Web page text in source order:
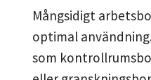
Mångsidigt
optimal
som